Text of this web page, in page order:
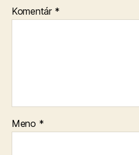
Komentár *
Meno *